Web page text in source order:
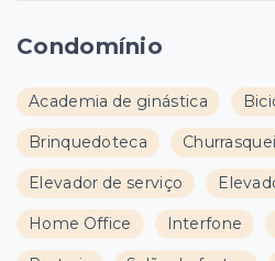
Condomínio
Academia de ginástica
Brinquedoteca
Elevador de serviço
Home Office Interfone